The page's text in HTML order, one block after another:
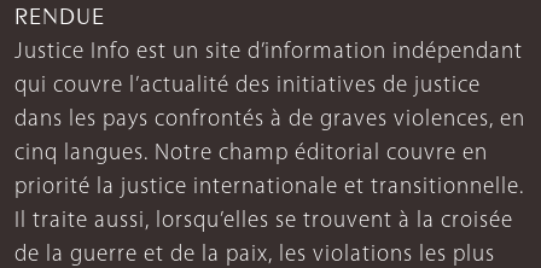
RENDUE
Justice Info est un site d’information indépendant
qui couvre l’actualité des initiatives de justice
dans les pays confrontés à de graves violences, en
cinq langues. Notre champ éditorial couvre en
priorité la justice internationale et transitionnelle.
Il traite aussi, lorsqu’elles se trouvent à la croisée
de la guerre et de la paix, les violations les plus